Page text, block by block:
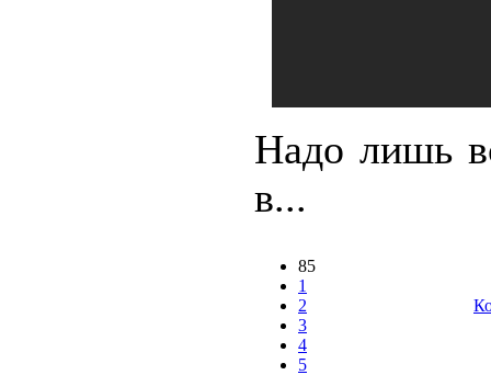
Надо лишь
в...
85
1
2
3
4
5